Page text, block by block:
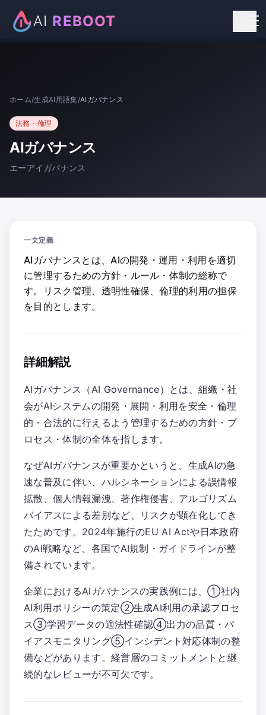
AI REBOOT
お知らせ
お問い合わせ
ホーム/生成AI用語集/AIガバナンス
法務・倫理
AIガバナンス
エーアイガバナンス
一文定義
AIガバナンスとは、AIの開発・運用・利用を適切
に管理するための方針・ルール・体制の総称で
す。リスク管理、透明性確保、倫理的利用の担保
を目的とします。
詳細解説
AIガバナンス（AI Governance）とは、組織・社
会がAIシステムの開発・展開・利用を安全・倫理
的・合法的に行えるよう管理するための方針・プ
ロセス・体制の全体を指します。
なぜAIガバナンスが重要かというと、生成AIの急
速な普及に伴い、ハルシネーションによる誤情報
拡散、個人情報漏洩、著作権侵害、アルゴリズム
バイアスによる差別など、リスクが顕在化してき
たためです。2024年施行のEU AI Actや日本政府
のAI戦略など、各国でAI規制・ガイドラインが整
備されています。
企業におけるAIガバナンスの実践例には、①社内
AI利用ポリシーの策定②生成AI利用の承認プロセ
ス③学習データの適法性確認④出力の品質・バ
イアスモニタリング⑤インシデント対応体制の整
備などがあります。経営層のコミットメントと継
続的なレビューが不可欠です。